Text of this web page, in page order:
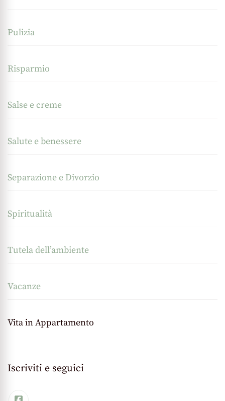
Pulizia
Risparmio
Salse e creme
Salute e benessere
Separazione e Divorzio
Spiritualità
Tutela dell’ambiente
Vacanze
Vita in Appartamento
Iscriviti e seguici